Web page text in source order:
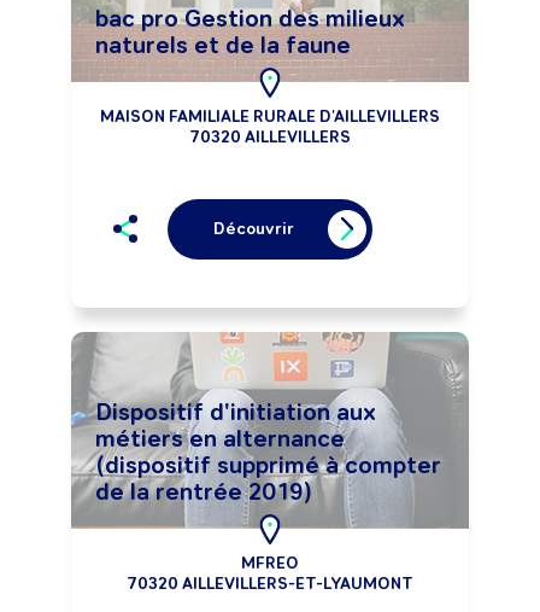
bac pro Gestion des milieux
naturels et de la faune
MAISON FAMILIALE RURALE D'AILLEVILLERS
70320 AILLEVILLERS
Découvrir
Dispositif d'initiation aux
métiers en alternance
(dispositif supprimé à compter
de la rentrée 2019)
MFREO
70320 AILLEVILLERS-ET-LYAUMONT